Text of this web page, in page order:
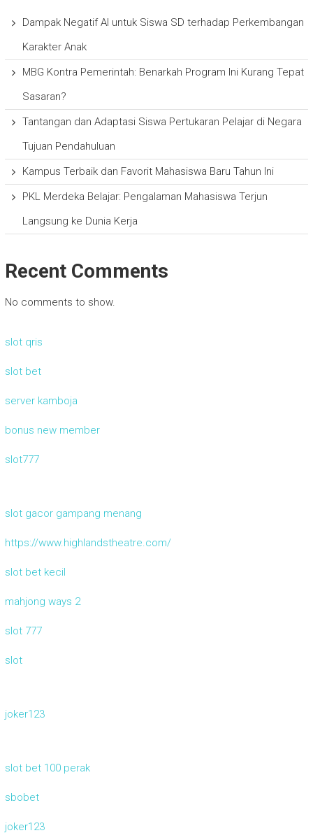
Dampak Negatif AI untuk Siswa SD terhadap Perkembangan
Karakter Anak
MBG Kontra Pemerintah: Benarkah Program Ini Kurang Tepat
Sasaran?
Tantangan dan Adaptasi Siswa Pertukaran Pelajar di Negara
Tujuan Pendahuluan
Kampus Terbaik dan Favorit Mahasiswa Baru Tahun Ini
PKL Merdeka Belajar: Pengalaman Mahasiswa Terjun
Langsung ke Dunia Kerja
Recent Comments
No comments to show.
slot qris
slot bet
server kamboja
bonus new member
slot777
slot gacor gampang menang
https://www.highlandstheatre.com/
slot bet kecil
mahjong ways 2
slot 777
slot
joker123
slot bet 100 perak
sbobet
joker123